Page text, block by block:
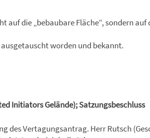
auf die „bebaubare Fläche“, sondern
worden und bekannt.
Initiators Gelände); Satzungsbeschluss
des Vertagungsantrag. Herr Rutsch